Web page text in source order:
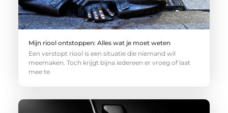
Mijn riool ontstoppen: Alles wat je moet weten
Een verstopt riool is een situatie die niemand wil
meemaken. Toch krijgt bijna iedereen er vroeg of laat
mee te